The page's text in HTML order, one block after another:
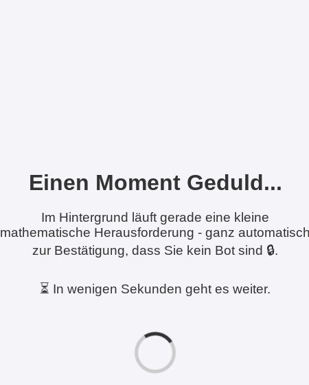
Einen Moment Geduld...
Im Hintergrund läuft gerade eine kleine
mathematische Herausforderung - ganz
zur Bestätigung, dass Sie kein Bot sind 🔒.
⏳ In wenigen Sekunden geht es weiter.